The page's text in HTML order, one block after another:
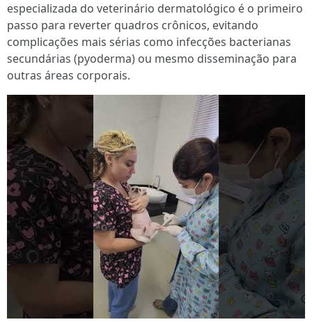
especializada do veterinário dermatológico é o primeiro
passo para reverter quadros crônicos, evitando
complicações mais sérias como infecções bacterianas
secundárias (pyoderma) ou mesmo disseminação para
outras áreas corporais.